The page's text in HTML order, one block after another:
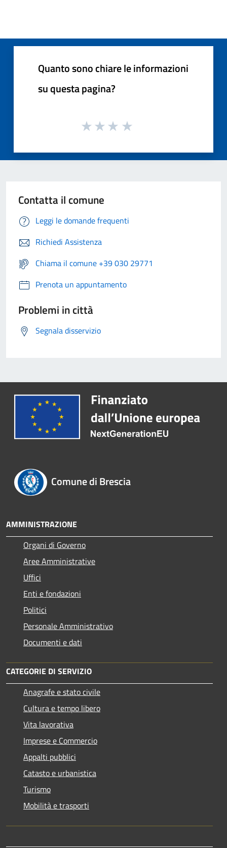
Quanto sono chiare le informazioni
su questa pagina?
Contatta il comune
Leggi le domande frequenti
Richiedi Assistenza
Chiama il comune +39 030 29771
Prenota un appuntamento
Problemi in città
Segnala disservizio
Comune di Brescia
AMMINISTRAZIONE
Organi di Governo
Aree Amministrative
Uffici
Enti e fondazioni
Politici
Personale Amministrativo
Documenti e dati
CATEGORIE DI SERVIZIO
Anagrafe e stato civile
Cultura e tempo libero
Vita lavorativa
Imprese e Commercio
Appalti pubblici
Catasto e urbanistica
Turismo
Mobilità e trasporti